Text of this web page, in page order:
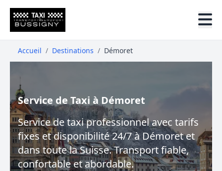
Accueil / Destinations / Démoret
Service de Taxi à Démoret
Service de taxi professionnel avec tarifs
fixes et disponibilité 24/7 à Démoret et
dans toute la Suisse. Transport fiable,
confortable et abordable.